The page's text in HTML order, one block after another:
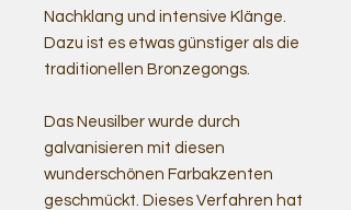
Nachklang und intensive Klänge.
Dazu ist es etwas günstiger als die
traditionellen Bronzegongs.
Das Neusilber wurde durch
galvanisieren mit diesen
wunderschönen Farbakzenten
geschmückt. Dieses Verfahren hat